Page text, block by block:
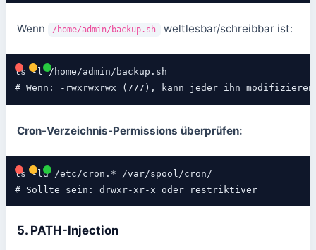
Wenn /home/admin/backup.sh weltlesbar/schreibbar ist:
ls -l /home/admin/backup.sh
# Wenn: -rwxrwxrwx (777), kann jeder ihn
Cron-Verzeichnis-Permissions überprüfen:
ls -ld /etc/cron.* /var/spool/cron/
# Sollte sein: drwxr-xr-x oder restriktiver
5. PATH-Injection